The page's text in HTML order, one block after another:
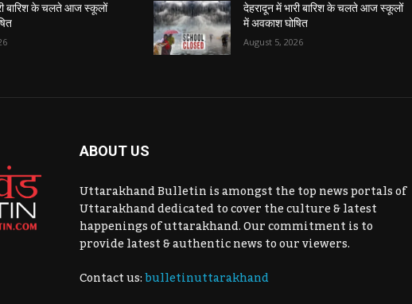
बारिश के चलते आज स्कूलों
देहरादून में भारी बारिश के चलते आज स्कूलों
में अवकाश घोषित
August 5, 2026
ABOUT US
Uttarakhand Bulletin is amongst the top news portals of
Uttarakhand dedicated to cover the culture & latest
happenings of uttarakhand. Our commitment is to
provide latest & authentic news to our viewers.
Contact us:bulletinuttarakhand